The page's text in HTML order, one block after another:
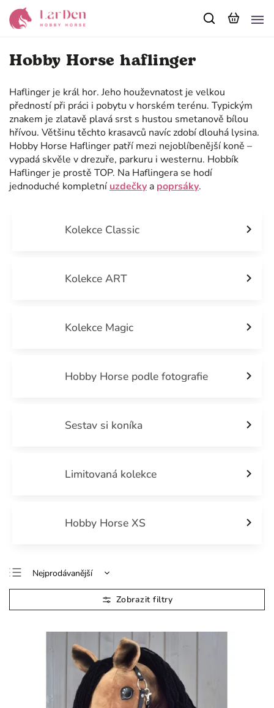
Hobby Horse haflinger
Haflinger je král hor. Jeho houževnatost je velkou
předností při práci i pobytu v horském terénu. Typickým
znakem je zlatavě plavá srst s hustou smetanově bílou
hřívou. Většinu těchto krasavců navíc zdobí dlouhá lysina.
Hobby Horse Haflinger patří mezi nejoblíbenější koně –
vypadá skvěle v drezuře, parkuru i westernu. Hobbík
Haflinger je prostě TOP. Na Haflingera se hodí
jednoduché kompletní uzdečky a poprsáky.
Kolekce Classic
Kolekce ART
Kolekce Magic
Hobby Horse podle fotografie
Sestav si koníka
Limitovaná kolekce
Hobby Horse XS
Doporučujeme
Nejlevnější
Nejdražší
Nejprodávanější
Abecedně